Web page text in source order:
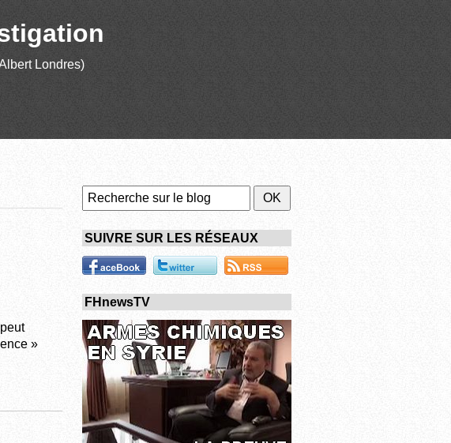
Londres)
»
SUIVRE SUR LES RÉSEAUX
FHnewsTV